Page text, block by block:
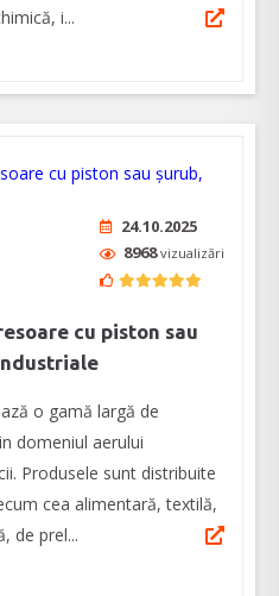
i...
24.10.2025
8968vizualizări
cu piston sau
o gamă largă de
domeniul aerului
Produsele sunt distribuite
cea alimentară, textilă,
de prel...